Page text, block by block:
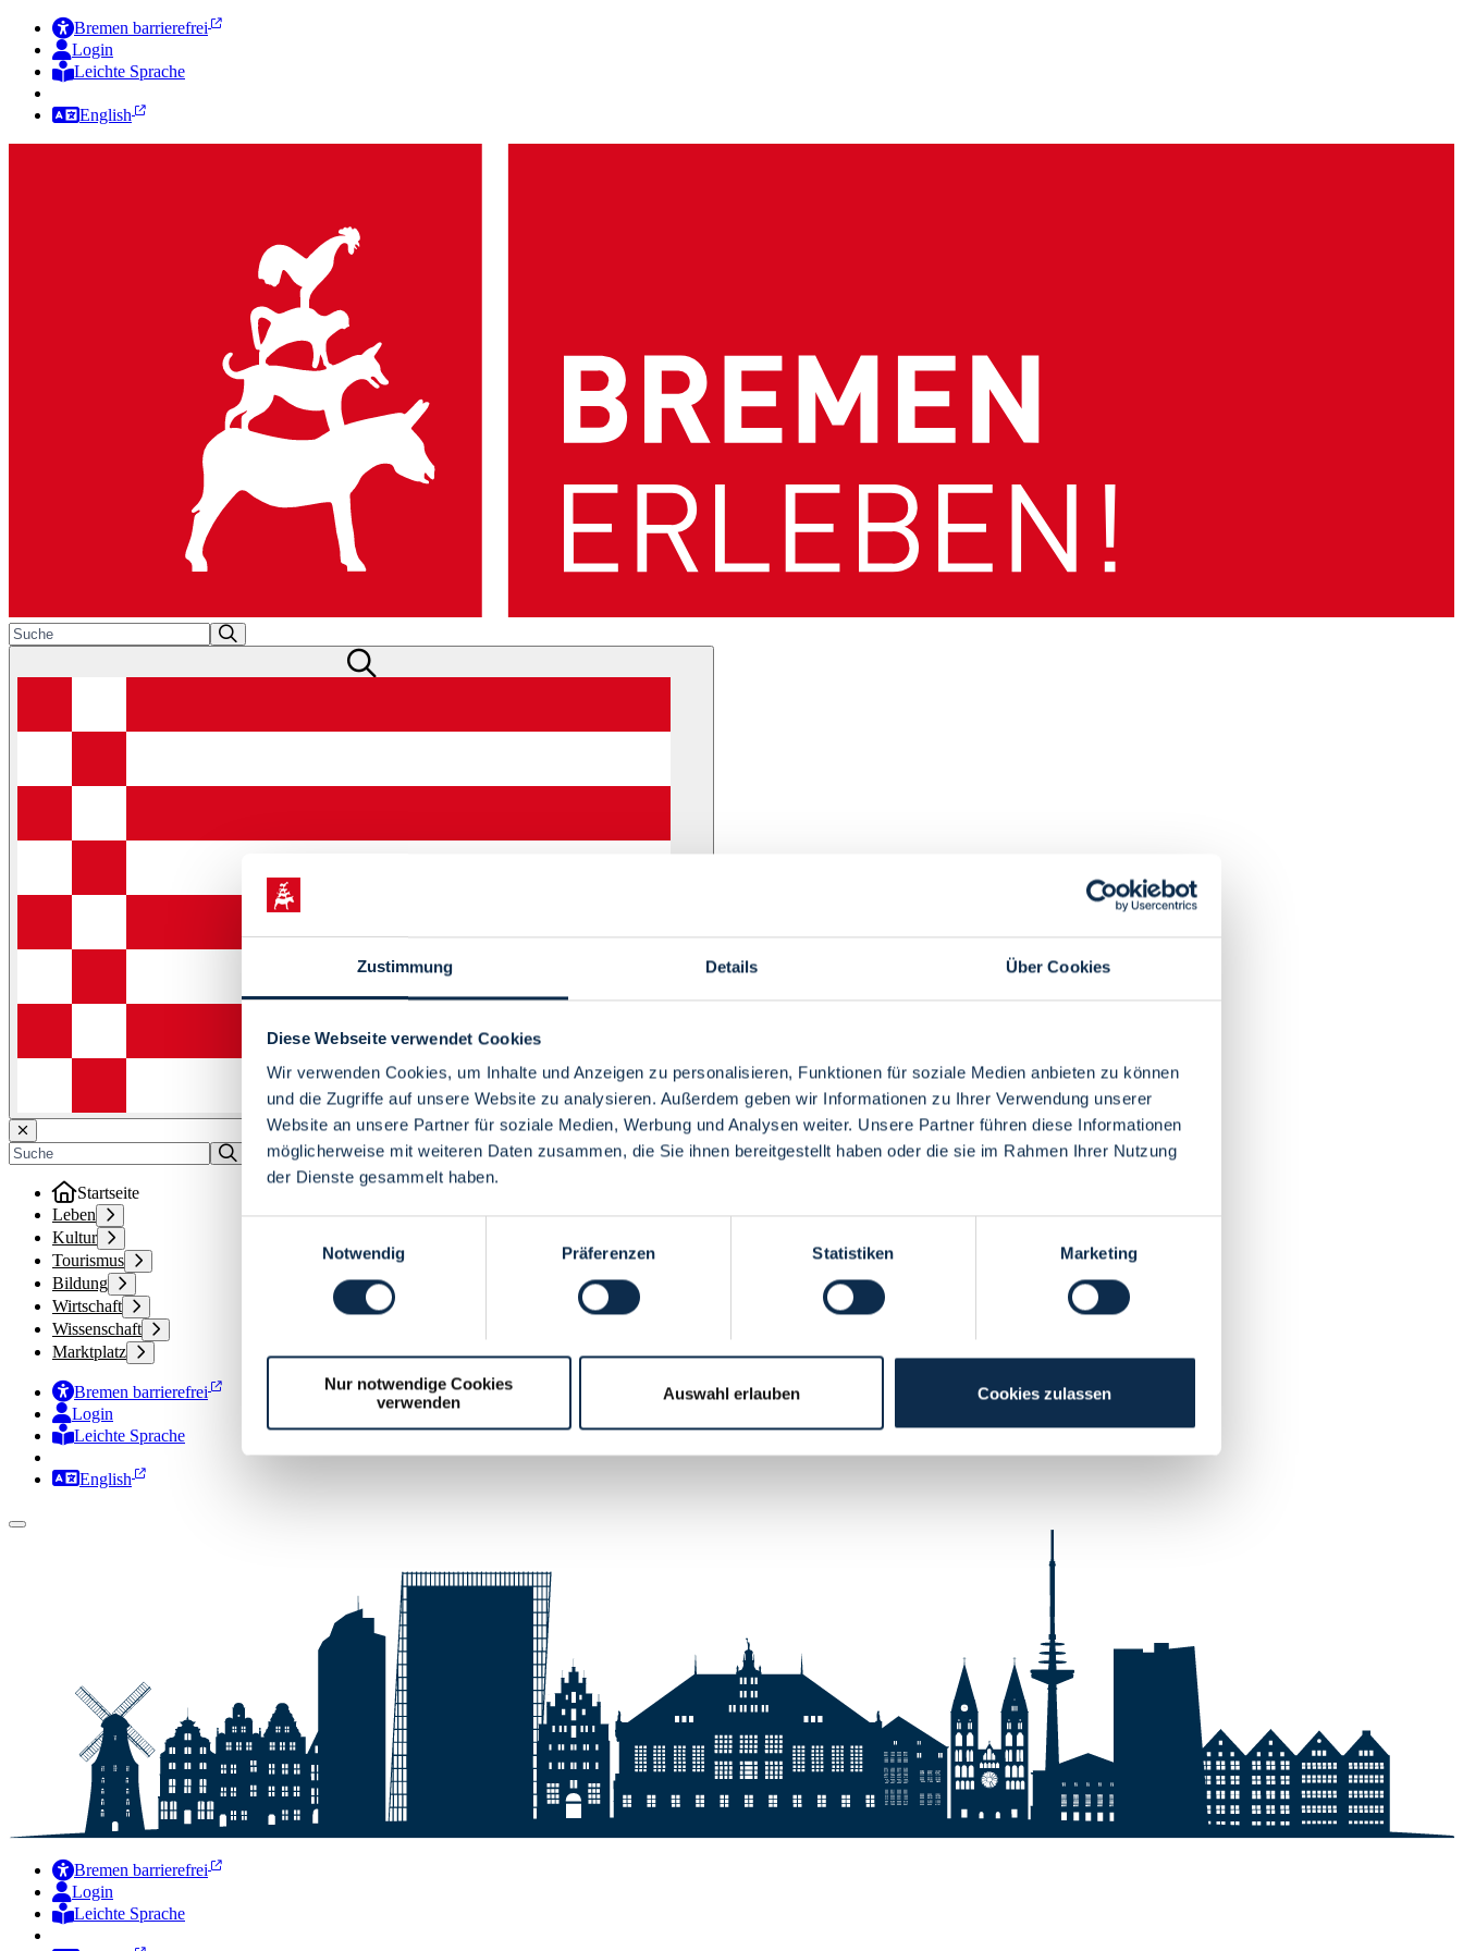
Zustimmung Details Über Cookies
Diese Webseite verwendet Cookies
Wir verwenden Cookies, um Inhalte und Anzeigen zu personalisieren, Funktionen für soziale Medien anbieten zu können
und die Zugriffe auf unsere Website zu analysieren. Außerdem geben wir Informationen zu Ihrer Verwendung unserer
Website an unsere Partner für soziale Medien, Werbung und Analysen weiter. Unsere Partner führen diese Informationen
möglicherweise mit weiteren Daten zusammen, die Sie ihnen bereitgestellt haben oder die sie im Rahmen Ihrer Nutzung
der Dienste gesammelt haben.
Notwendig
Präferenzen Statistiken Marketing
Nur notwendige Cookies
verwenden
Auswahl erlauben Cookies zulassen
Bremen barrierefrei
Login
Leichte Sprache
English
Menü
Startseite
Leben
Kultur
Tourismus
Bildung
Wirtschaft
Wissenschaft
Marktplatz
Bremen barrierefrei
Login
Leichte Sprache
Zur Deutschen Gebärdensprache
English
Bremen barrierefrei
Login
Leichte Sprache